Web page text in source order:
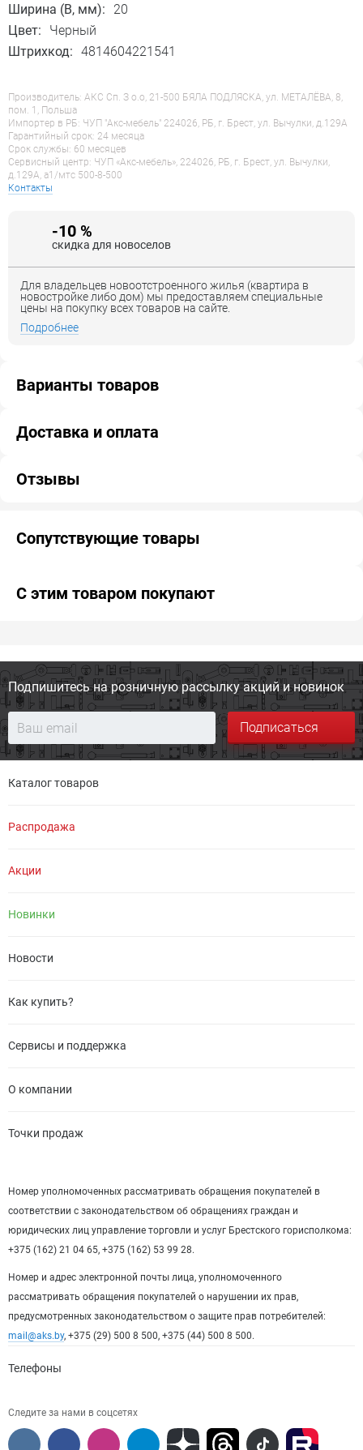
Ширина (B, мм):
20
Цвет:
Черный
Штрихкод: 4814604221541
Производитель: АКС Сп. З о.о, 21-500 БЯЛА ПОДЛЯСКА, ул. МЕТАЛЁВА, 8,
пом. 1, Польша
Импортер в РБ: ЧУП "Акс-мебель" 224026, РБ, г. Брест, ул. Вычулки, д.129А
Гарантийный срок: 24 месяца
Срок службы: 60 месяцев
Сервисный центр: ЧУП «Акс-мебель», 224026, РБ, г. Брест, ул. Вычулки,
д.129А, a1/мтс 500-8-500
Контакты
-10 %
скидка для новоселов
Для владельцев новоотстроенного жилья (квартира в
новостройке либо дом) мы предоставляем специальные
цены на покупку всех товаров на сайте.
Подробнее
Варианты товаров
Доставка и оплата
Отзывы
Сопутствующие товары
С этим товаром покупают
Подпишитесь на розничную рассылку акций и новинок
Подписаться
Каталог товаров
Распродажа
Акции
Новинки
Новости
Как купить?
Сервисы и поддержка
О компании
Точки продаж
Номер уполномоченных рассматривать обращения покупателей в
соответствии с законодательством об обращениях граждан и
юридических лиц управление торговли и услуг Брестского горисполкома:
+375 (162) 21 04 65, +375 (162) 53 99 28.
Номер и адрес электронной почты лица, уполномоченного
рассматривать обращения покупателей о нарушении их прав,
предусмотренных законодательством о защите прав потребителей:
mail@aks.by, +375 (29) 500 8 500, +375 (44) 500 8 500.
Телефоны
Следите за нами в соцсетях